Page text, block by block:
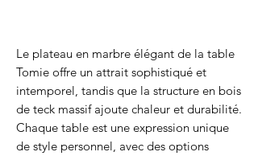
Le plateau en marbre élégant de la table
Tomie offre un attrait sophistiqué et
intemporel, tandis que la structure en bois
de teck massif ajoute chaleur et durabilité.
Chaque table est une expression unique
de style personnel, avec des options